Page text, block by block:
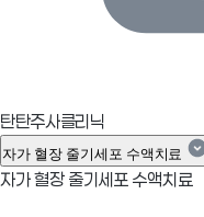
탄탄주사클리닉
자가 혈장 줄기세포 수액치료
자가 혈장 줄기세포 수액치료